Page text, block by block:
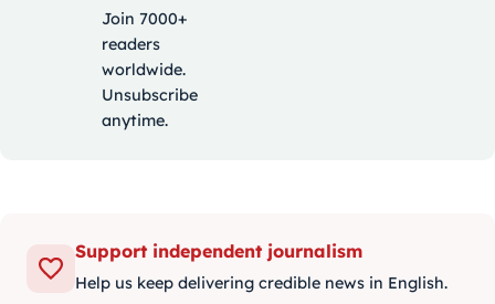
Join 7000+
readers
worldwide.
Unsubscribe
anytime.
Support independent journalism
Help us keep delivering credible news in English.